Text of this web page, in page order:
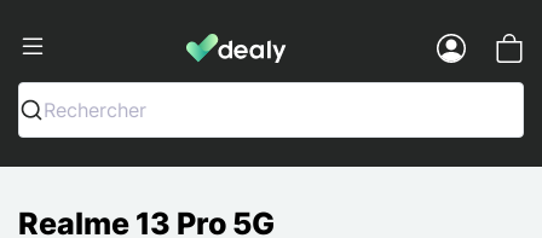
Dealy - Hüllen und Zubehör für
Rechercher
Realme 13 Pro 5G